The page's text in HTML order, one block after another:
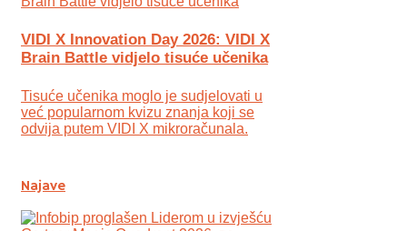
VIDI X Innovation Day 2026: VIDI X
Brain Battle vidjelo tisuće učenika
Tisuće učenika moglo je sudjelovati u
već popularnom kvizu znanja koji se
odvija putem VIDI X mikroračunala.
Najave